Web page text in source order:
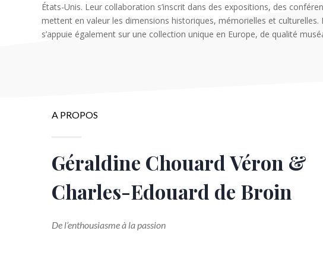
États-Unis. Leur collaboration s’inscrit dans des expositions, des
mettent en valeur les dimensions historiques, mémorielles et
s’appuie également sur une collection unique en Europe, de qualité
A PROPOS
Géraldine Chouard Véron &
Charles-Edouard de Broin
De l’enthousiasme à la passion